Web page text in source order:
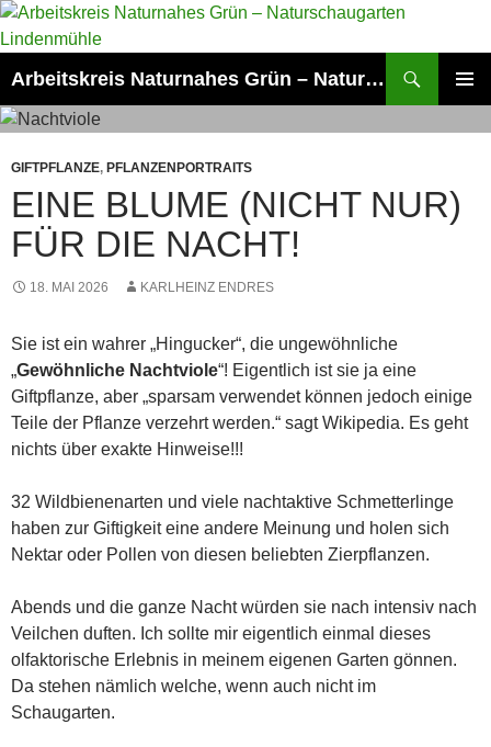
Zum
Inhalt
Arbeitskreis Naturnahes Grün – Naturschaugarten Lindenmühle
GIFTPFLANZE, PFLANZENPORTRAITS
EINE BLUME (NICHT NUR)
FÜR DIE NACHT!
18. MAI 2026 KARLHEINZ ENDRES
Sie ist ein wahrer „Hingucker“, die ungewöhnliche
„Gewöhnliche Nachtviole“! Eigentlich ist sie ja eine
Giftpflanze, aber „sparsam verwendet können jedoch einige
Teile der Pflanze verzehrt werden.“ sagt Wikipedia. Es geht
nichts über exakte Hinweise!!!
32 Wildbienenarten und viele nachtaktive Schmetterlinge
haben zur Giftigkeit eine andere Meinung und holen sich
Nektar oder Pollen von diesen beliebten Zierpflanzen.
Abends und die ganze Nacht würden sie nach intensiv nach
Veilchen duften. Ich sollte mir eigentlich einmal dieses
olfaktorische Erlebnis in meinem eigenen Garten gönnen.
Da stehen nämlich welche, wenn auch nicht im
Schaugarten.